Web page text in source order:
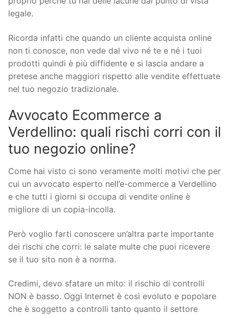
legale.
Ricorda infatti che quando un cliente acquista online
non ti conosce, non vede dal vivo né te e né i tuoi
prodotti quindi è più diffidente e si lascia andare a
pretese anche maggiori rispetto alle vendite effettuate
nel tuo negozio tradizionale.
Avvocato Ecommerce a
Verdellino: quali rischi corri con il
tuo negozio online?
Come hai visto ci sono veramente molti motivi che per
cui un avvocato esperto nell’e-commerce a Verdellino
e che tutti i giorni si occupa di vendite online è
migliore di un copia-incolla.
Però voglio farti conoscere un’altra parte importante
dei rischi che corri: le salate multe che puoi ricevere
se il tuo sito non è a norma.
Credimi, devo sfatare un mito: il rischio di controlli
NON è basso. Oggi Internet è così evoluto e popolare
che è soggetto a controlli tanto quanto il settore